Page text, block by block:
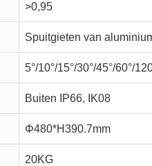
>0,95
Spuitgieten van
5°/10°/15°/30°/45°/60°/
Buiten IP66, IK08
Φ480*H390.7mm
20KG